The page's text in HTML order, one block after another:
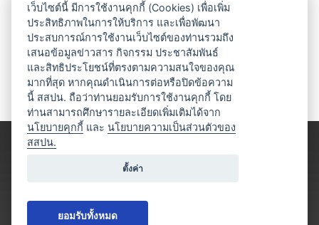
เว็บไซต์นี้ มีการใช้งานคุกกี้ (Cookies) เพื่อเพิ่ม
ประสิทธิภาพในการให้บริการ และเพื่อพัฒนา
ประสบการณ์การใช้งานเว็บไซต์ของท่านรวมถึง
เสนอข้อมูลข่าวสาร กิจกรรม ประชาสัมพันธ์
และสิทธิประโยชน์ที่ตรงตามความสนใจของคุณ
มากที่สุด หากคุณดำเนินการต่อหรือปิดข้อความ
นี้ สสปน. ถือว่าท่านยอมรับการใช้งานคุกกี้ โดย
ท่านสามารถศึกษารายละเอียดเพิ่มเติมได้จาก
นโยบายคุกกี้ และนโยบายความเป็นส่วนตัวของ
สสปน.
ตั้งค่า
ยอมรับทั้งหมด